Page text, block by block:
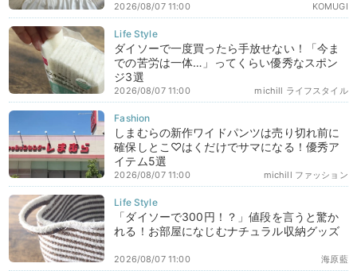
KOMUGI
2026/08/07 11:00
ダイソーで一度買ったら手放せない！「今ま
での苦労は一体…」ってくらい優秀なスポン
ジ3選
michill ライフスタイル
2026/08/07 11:00
しまむらの新作ワイドパンツは売り切れ前に
確保しとこ♡はくだけでサマになる！優秀ア
イテム5選
michill ファッション
2026/08/07 11:00
「ダイソーで300円！？」値段を言うと驚か
れる！お部屋になじむナチュラル収納グッズ
海原藍
2026/08/07 11:00